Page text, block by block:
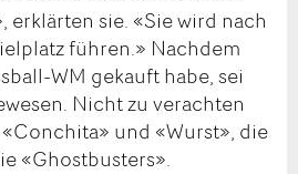
erklärten sie. «Sie wird nach
führen.» Nachdem
WM gekauft habe, sei
Nicht zu verachten
und «Wurst», die
«Ghostbusters».